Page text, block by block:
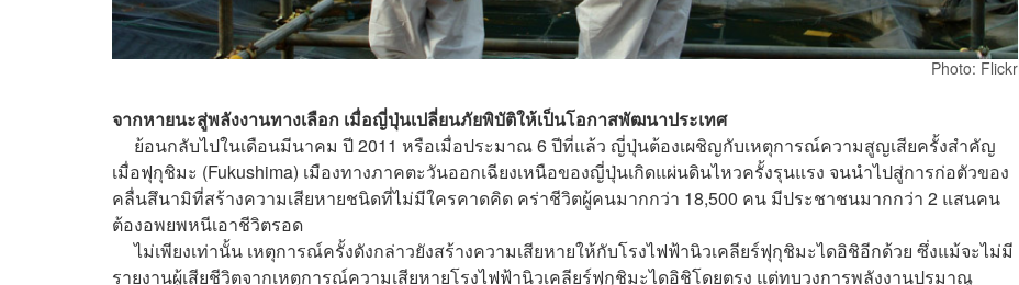
Photo: Flickr
จากหายนะสู่พลังงานทางเลือก เมื่อญี่ปุ่นเปลี่ยนภัยพิบัติให้เป็นโอกาสพัฒนาประเทศ
ย้อนกลับไปในเดือนมีนาคม ปี 2011 หรือเมื่อประมาณ 6 ปีที่แล้ว ญี่ปุ่นต้องเผชิญกับเหตุการณ์ความสูญเสียครั้งสำคัญ
เมื่อฟุกุชิมะ (Fukushima) เมืองทางภาคตะวันออกเฉียงเหนือของญี่ปุ่นเกิดแผ่นดินไหวครั้งรุนแรง จนนำไปสู่การก่อตัวของ
คลื่นสึนามิที่สร้างความเสียหายชนิดที่ไม่มีใครคาดคิด คร่าชีวิตผู้คนมากกว่า 18,500 คน มีประชาชนมากกว่า 2 แสนคน
ต้องอพยพหนีเอาชีวิตรอด
ไม่เพียงเท่านั้น เหตุการณ์ครั้งดังกล่าวยังสร้างความเสียหายให้กับโรงไฟฟ้านิวเคลียร์ฟุกุชิมะไดอิชิอีกด้วย ซึ่งแม้จะไม่มี
รายงานผู้เสียชีวิตจากเหตุการณ์ความเสียหายโรงไฟฟ้านิวเคลียร์ฟุกุชิมะไดอิชิโดยตรง แต่ทบวงการพลังงานปรมาณู